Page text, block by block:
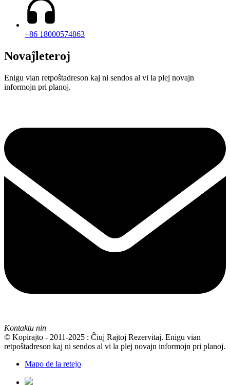
+86 18000574863
Novaĵleteroj
Enigu vian retpoŝtadreson kaj ni sendos al vi la plej novajn
informojn pri planoj.
Kontaktu nin
© Kopirajto - 2011-2025 : Ĉiuj Rajtoj Rezervitaj. Enigu vian
retpoŝtadreson kaj ni sendos al vi la plej novajn informojn pri planoj.
Mapo de la retejo